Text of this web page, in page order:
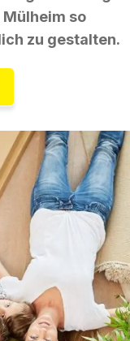
Mülheim so
zu gestalten.